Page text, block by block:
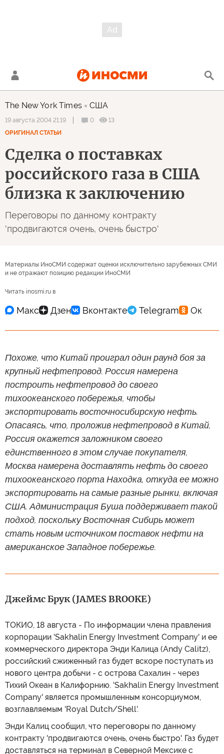
The New York Times США
19 августа 2004 21:19 0
13
ОРИГИНАЛ СТАТЬИ
Сделка о поставках
российского газа в США
близка к заключению
Переговоры по данному контракту
'продвигаются очень, очень быстро'
Материалы ИноСМИ содержат оценки исключительно зарубежных СМИ
и не отражают позицию редакции ИноСМИ
Читать inosmi.ru в
Похоже, что Китай проиграл один раунд боя за
крупный нефтепровод. Россия намерена
построить нефтепровод до своего
тихоокеанского побережья, чтобы
экспортировать восточносибирскую нефть.
Опасаясь, что, проложив нефтепровод в Китай,
Россия окажется заложником своего
единственного в этом случае покупателя,
Москва намерена доставлять нефть до своего
тихоокеанского порта Находка, откуда ее можно
экспортировать на самые разные рынки, включая
США. Администрация Буша поддерживает такой
подход, поскольку Восточная Сибирь может
стать новым источником поставок нефти на
американское Западное побережье.
Джеймс Брук (JAMES BROOKE)
ТОКИО, 18 августа - По информации члена правления
корпорации 'Sakhalin Energy Investment Company' и ее
коммерческого директора Энди Калица (Andy Calitz),
российский сжиженный газ будет вскоре поступать из
нового центра добычи - с острова Сахалин - через
Тихий Океан в Калифорнию. 'Sakhalin Energy Investment
Company' является промышленным консорциумом,
возглавляемым 'Royal Dutch/Shell'.
Энди Калиц сообщил, что переговоры по данному
контракту 'продвигаются очень, очень быстро'. Газ будет
доставляться на терминал в Северной Мексике с